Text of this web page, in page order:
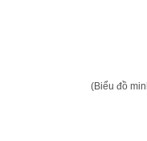
(Biểu đồ